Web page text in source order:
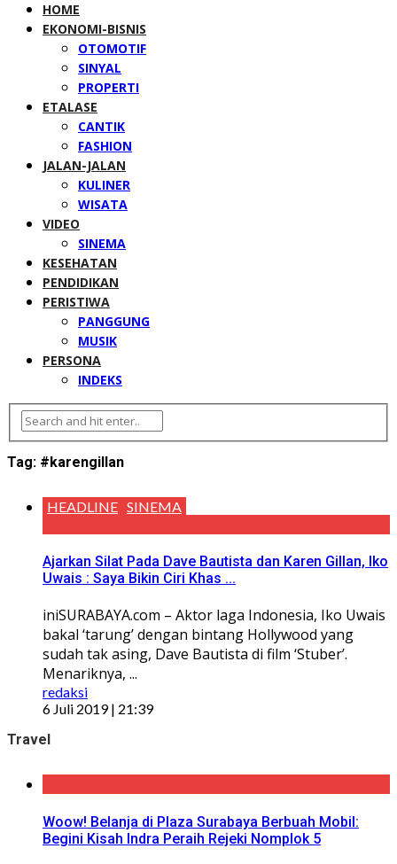
HOME
EKONOMI-BISNIS
OTOMOTIF
SINYAL
PROPERTI
ETALASE
CANTIK
FASHION
JALAN-JALAN
KULINER
WISATA
VIDEO
SINEMA
KESEHATAN
PENDIDIKAN
PERISTIWA
PANGGUNG
MUSIK
PERSONA
INDEKS
Tag: #karengillan
HEADLINE SINEMA
Ajarkan Silat Pada Dave Bautista dan Karen Gillan, Iko
Uwais : Saya Bikin Ciri Khas ...
iniSURABAYA.com – Aktor laga Indonesia, Iko Uwais
bakal ‘tarung’ dengan bintang Hollywood yang
sudah tak asing, Dave Bautista di film ‘Stuber’.
Menariknya, ...
redaksi
6 Juli 2019 | 21:39
Travel
Woow! Belanja di Plaza Surabaya Berbuah Mobil:
Begini Kisah Indra Peraih Rejeki Nomplok 5